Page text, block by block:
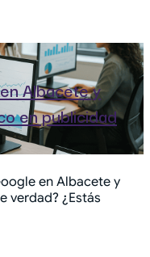
Albacete y
en publicidad
en Albacete y
verdad? ¿Estás